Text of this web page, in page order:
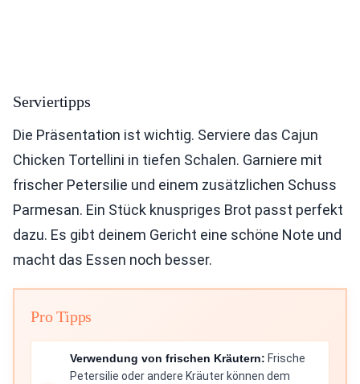
Serviertipps
Die Präsentation ist wichtig. Serviere das Cajun
Chicken Tortellini in tiefen Schalen. Garniere mit
frischer Petersilie und einem zusätzlichen Schuss
Parmesan. Ein Stück knuspriges Brot passt perfekt
dazu. Es gibt deinem Gericht eine schöne Note und
macht das Essen noch besser.
Pro Tipps
Verwendung von frischen Kräutern: Frische
Petersilie oder andere Kräuter können dem